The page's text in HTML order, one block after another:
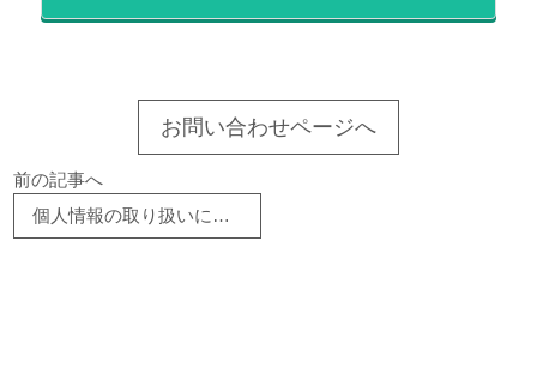
お問い合わせページへ
前の記事へ
個人情報の取り扱いについて